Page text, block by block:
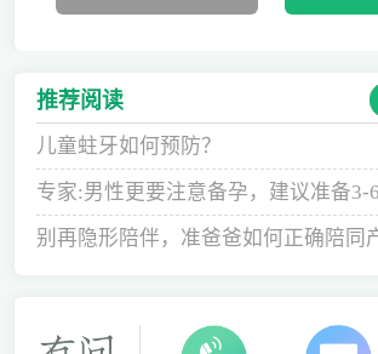
推荐阅读
儿童蛀牙如何预防？
专家:男性更要注意备孕，建议准备3-
间
别再隐形陪伴，准爸爸如何正确陪同